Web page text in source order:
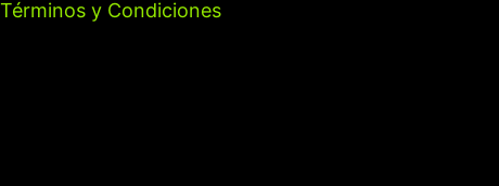
Términos y Condiciones